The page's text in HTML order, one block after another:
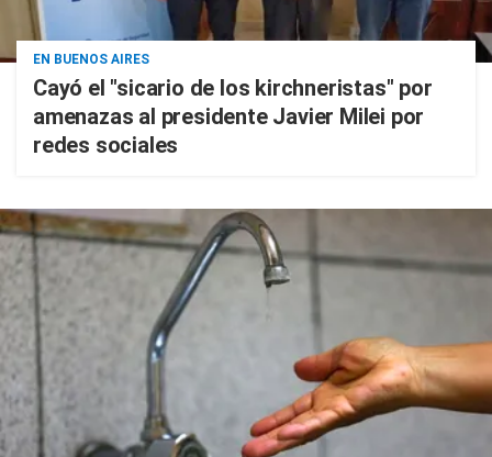
EN BUENOS AIRES
Cayó el "sicario de los kirchneristas" por
amenazas al presidente Javier Milei por
redes sociales